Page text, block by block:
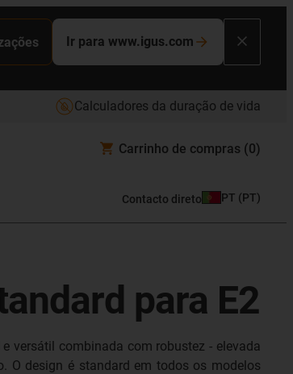
Ir para www.igus.com
Calculadores da duração de vida
Carrinho de compras (0)
Contacto direto PT (PT)
para E2
versátil combinada com robustez - elevada
O design é standard em todos os modelos